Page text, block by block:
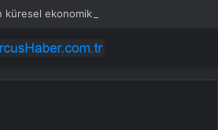
küresel ekonomik kriz uyarısı